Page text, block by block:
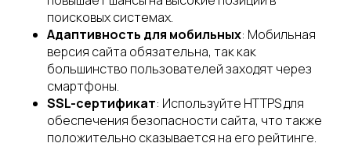
поисковых системах.
Адаптивность для мобильных: Мобильная
версия сайта обязательна, так как
большинство пользователей заходят через
смартфоны.
SSL-сертификат: Используйте HTTPS для
обеспечения безопасности сайта, что также
положительно сказывается на его рейтинге.